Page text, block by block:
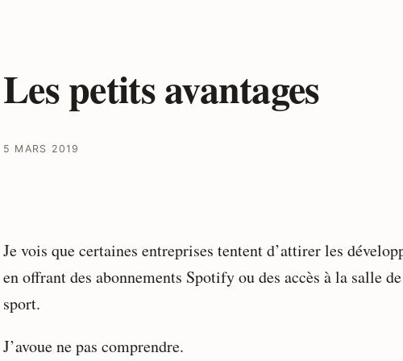
Les petits avantages
5 MARS 2019
Je vois que certaines entreprises tentent d’attirer les
en offrant des abonnements Spotify ou des accès à la salle de
sport.
J’avoue ne pas comprendre.